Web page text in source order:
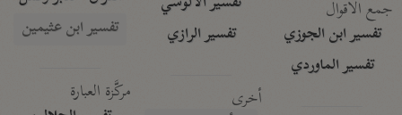
جمع الأقوال
تفسير ابن الجوزي
تفسير الماوردي
تفسير الرازي
أخرى
تفسير ابن عثيمين
مركَّزة العبارة